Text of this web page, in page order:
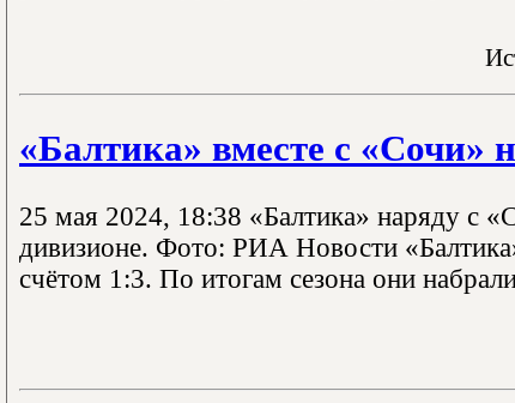
«Балтика» вместе с
25 мая 2024, 18:38 «Балтика» наряду с
дивизионе. Фото: РИА Новости
счётом 1:3. По итогам сезона они